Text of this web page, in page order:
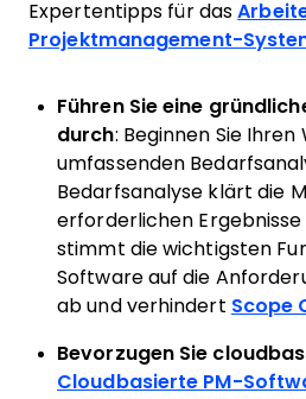
Expertentipps für das
Projektmanagement-
Führen Sie eine
durch: Beginnen Sie
umfassenden
Bedarfsanalyse klärt die
erforderlichen Ergebnisse
stimmt die wichtigsten
Software auf die
ab und verhindert Scope
Bevorzugen Sie
Cloudbasierte PM-